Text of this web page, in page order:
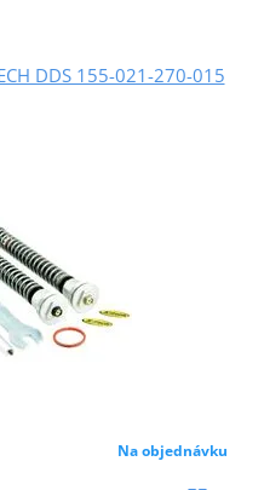
DDS 155-021-270-015
Na objednávku